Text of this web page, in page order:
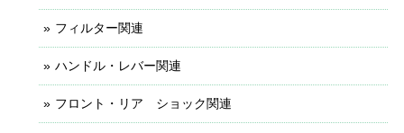
フィルター関連
ハンドル・レバー関連
フロント・リア ショック関連